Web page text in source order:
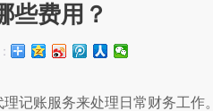
些费用？
记账服务来处理日常财务工作。